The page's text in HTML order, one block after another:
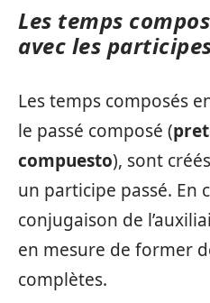
Les temps
avec les
Les temps composés
le passé composé (
compuesto), sont
un participe passé. En
conjugaison de
en mesure de former
complètes.